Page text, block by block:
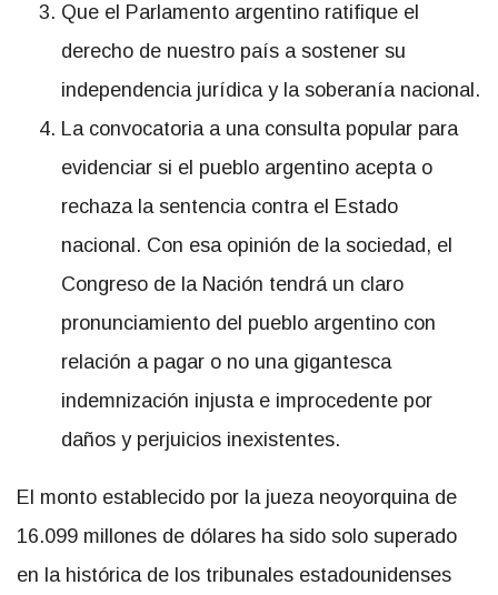
Que el Parlamento argentino ratifique el
derecho de nuestro país a sostener su
independencia jurídica y la soberanía nacional.
La convocatoria a una consulta popular para
evidenciar si el pueblo argentino acepta o
rechaza la sentencia contra el Estado
nacional. Con esa opinión de la sociedad, el
Congreso de la Nación tendrá un claro
pronunciamiento del pueblo argentino con
relación a pagar o no una gigantesca
indemnización injusta e improcedente por
daños y perjuicios inexistentes.
El monto establecido por la jueza neoyorquina de
16.099 millones de dólares ha sido solo superado
en la histórica de los tribunales estadounidenses